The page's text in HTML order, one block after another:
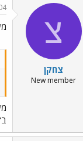
צ
צחקן
New member